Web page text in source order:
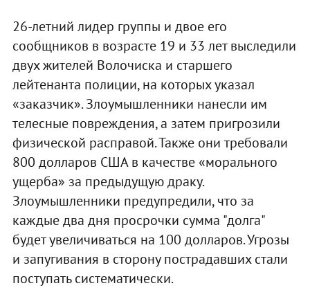
26-летний лидер группы и двое его
сообщников в возрасте 19 и 33 лет выследили
двух жителей Волочиска и старшего
лейтенанта полиции, на которых указал
«заказчик». Злоумышленники нанесли им
телесные повреждения, а затем пригрозили
физической расправой. Также они требовали
800 долларов США в качестве «морального
ущерба» за предыдущую драку.
Злоумышленники предупредили, что за
каждые два дня просрочки сумма "долга"
будет увеличиваться на 100 долларов. Угрозы
и запугивания в сторону пострадавших стали
поступать систематически.